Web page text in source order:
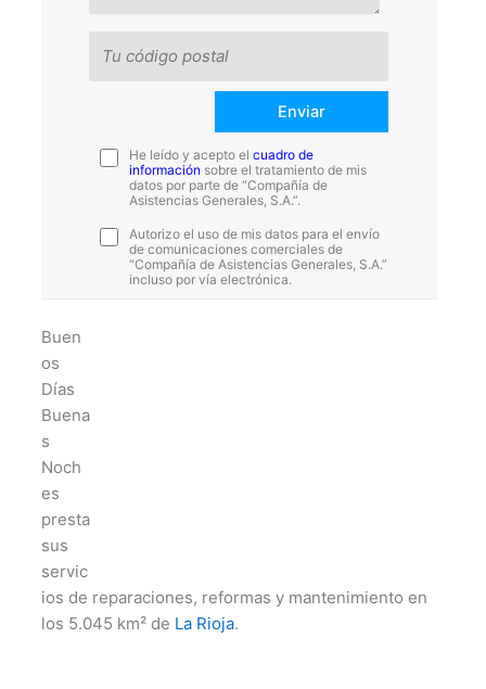
He leído y acepto elcuadro de
información sobre el tratamiento de mis
datos por parte de “Compañía de
Asistencias Generales, S.A.”.
Autorizo el uso de mis datos para el envío
de comunicaciones comerciales de
“Compañía de Asistencias Generales, S.A.”
incluso por vía electrónica.
Buen
os
Días
Buena
s
Noch
es
presta
sus
servic
ios de reparaciones, reformas y mantenimiento en
los 5.045 km² de La Rioja.